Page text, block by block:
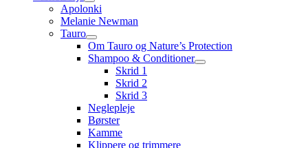
Apolonki
Melanie Newman
Tauro
Om Tauro og Nature’s Protection
Shampoo & Conditioner
Skrid 1
Skrid 2
Skrid 3
Neglepleje
Børster
Kamme
Klippere og trimmere